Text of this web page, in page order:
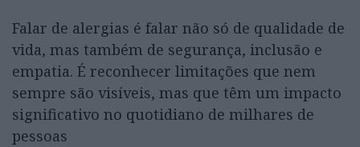
Falar de alergias é falar não só de qualidade de
vida, mas também de segurança, inclusão e
empatia. É reconhecer limitações que nem
sempre são visíveis, mas que têm um impacto
significativo no quotidiano de milhares de
pessoas